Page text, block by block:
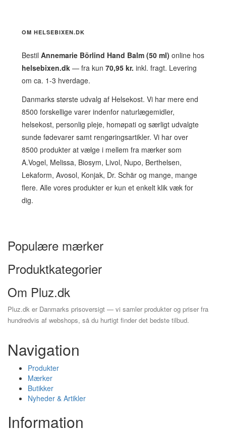
OM HELSEBIXEN.DK
Bestil Annemarie Börlind Hand Balm (50 ml) online hos
helsebixen.dk — fra kun 70,95 kr. inkl. fragt. Levering
om ca. 1-3 hverdage.
Danmarks største udvalg af Helsekost. Vi har mere end
8500 forskellige varer indenfor naturlægemidler,
helsekost, personlig pleje, homøpati og særligt udvalgte
sunde fødevarer samt rengøringsartikler. Vi har over
8500 produkter at vælge i mellem fra mærker som
A.Vogel, Melissa, Biosym, Livol, Nupo, Berthelsen,
Lekaform, Avosol, Konjak, Dr. Schär og mange, mange
flere. Alle vores produkter er kun et enkelt klik væk for
dig.
Populære mærker
Produktkategorier
Om Pluz.dk
Pluz.dk er Danmarks prisoversigt — vi samler produkter og priser fra
hundredvis af webshops, så du hurtigt finder det bedste tilbud.
Navigation
Produkter
Mærker
Butikker
Nyheder & Artikler
Information